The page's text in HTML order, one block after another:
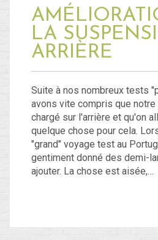
LA
ARRIÈRE
Suite à nos nombreux tests
avons vite compris que
chargé sur l'arrière et qu'on
quelque chose pour cela.
"grand" voyage test au
gentiment donné des demi-
ajouter. La chose est aisée,…